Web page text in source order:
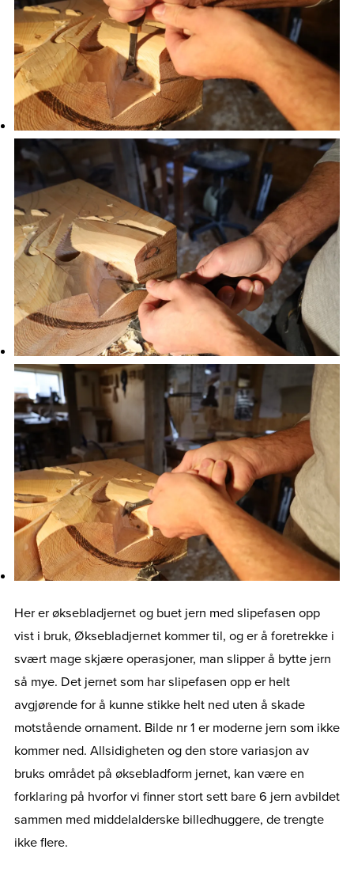
Her er øksebladjernet og buet jern med slipefasen opp
vist i bruk, Øksebladjernet kommer til, og er å foretrekke i
svært mage skjære operasjoner, man slipper å bytte jern
så mye. Det jernet som har slipefasen opp er helt
avgjørende for å kunne stikke helt ned uten å skade
motstående ornament. Bilde nr 1 er moderne jern som ikke
kommer ned. Allsidigheten og den store variasjon av
bruks området på øksebladform jernet, kan være en
forklaring på hvorfor vi finner stort sett bare 6 jern avbildet
sammen med middelalderske billedhuggere, de trengte
ikke flere.